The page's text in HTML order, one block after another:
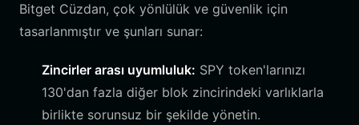
Bitget Cüzdan, çok yönlülük ve güvenlik için
tasarlanmıştır ve şunları sunar:
Zincirler arası uyumluluk: SPY token'larınızı
130'dan fazla diğer blok zincirindeki varlıklarla
birlikte sorunsuz bir şekilde yönetin.